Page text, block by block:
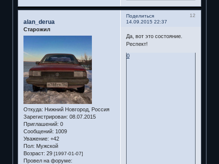
Поделиться
12
14.09.2015 22:37
alan_derua
Старожил
Откуда: Нижний Новгород, Россия
Зарегистрирован: 08.07.2015
Приглашений: 0
Сообщений: 1009
Уважение: +42
Пол: Мужской
Возраст: 29 [1997-01-07]
Провел на форуме:
Да, вот это состояние.
Респект!
0